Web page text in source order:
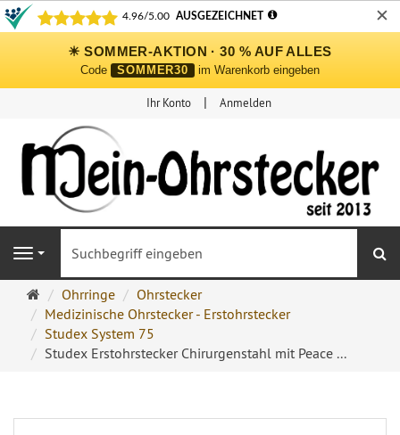
✕
☀ SOMMER-AKTION · 30 % AUF ALLES
Code SOMMER30 im Warenkorb eingeben
Ihr Konto Anmelden
Navigation
Ohrringe
Ohrstecker
Onlineshop
Ohrringe
Ohrstecker
Medizinische Ohrstecker - Erstohrstecker
Studex System 75
Studex Erstohrstecker Chirurgenstahl mit Peace ...